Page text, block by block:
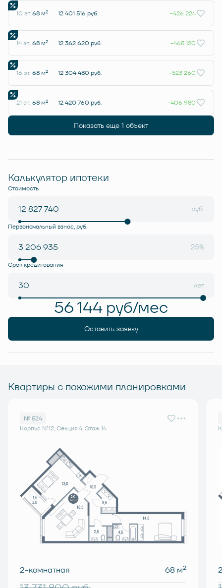
10 эт. 68 м2 12 401 516 руб. -426 224
14 эт. 68 м2 12 362 620 руб. -465 120
16 эт. 68 м2 12 304 480 руб. -523 260
21 эт. 68 м2 12 420 760 руб. -406 980
Показать еще 1 объект
Калькулятор ипотеки
Стоимость
руб.
Первоначальный взнос, руб.
25%
Срок кредитования
лет
56 144 руб/мес
Оставить заявку
Квартиры с похожими планировками
№ 524
Корпус №12, Секция 4, Этаж 14
2-комнатная 68 м2